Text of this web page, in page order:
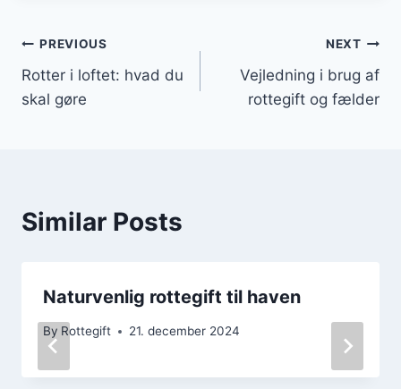
Indlægsnavigation
PREVIOUS
Rotter i loftet: hvad du
skal gøre
NEXT
Vejledning i brug af
rottegift og fælder
Similar Posts
Naturvenlig rottegift til haven
By Rottegift 21. december 2024